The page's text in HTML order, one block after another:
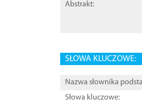
Abstrakt:
SŁOWA KLUCZOWE:
Nazwa słownika
Słowa kluczowe: